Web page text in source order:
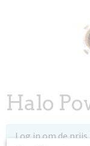
Halo
Log in om de